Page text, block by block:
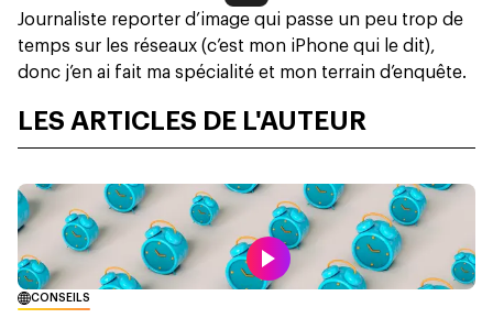
Journaliste reporter d’image qui passe un peu trop de
temps sur les réseaux (c’est mon iPhone qui le dit),
donc j’en ai fait ma spécialité et mon terrain d’enquête.
LES ARTICLES DE L'AUTEUR
CONSEILS